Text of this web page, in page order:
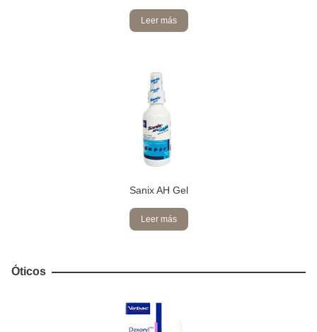
Leer más
Sanix AH Gel
Leer más
Óticos